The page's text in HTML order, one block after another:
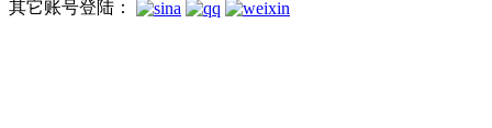
其它账号登陆：